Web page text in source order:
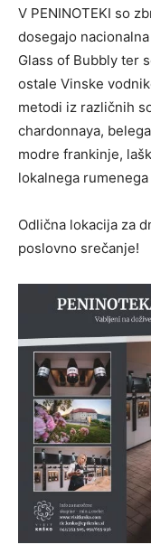
V PENINOTEKI so
dosegajo
Glass of Bubbly ter
ostale Vinske
metodi iz različnih
chardonnaya,
modre frankinje,
lokalnega rumenega
Odlična lokacija za
poslovno srečanje!